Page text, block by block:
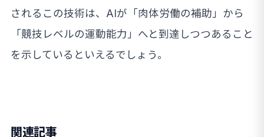
されるこの技術は、AIが「肉体労働の補助」から
「競技レベルの運動能力」へと到達しつつあること
を示しているといえるでしょう。
関連記事